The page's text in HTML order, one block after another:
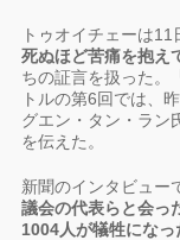
トゥオイチェーは11
死ぬほど苦痛を抱え
ちの証言を扱った。
トルの第6回では、
グエン・タン・ラン
を伝えた。
新聞のインタビュー
議会の代表らと会っ
1004人が犠牲にな